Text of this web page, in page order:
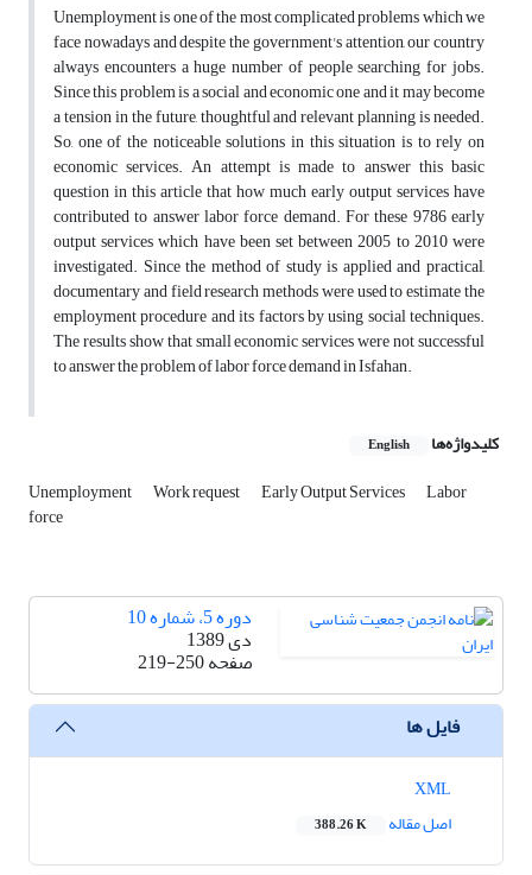
Unemployment is one of the most complicated problems which we
face nowadays and despite the government's attention, our country
always encounters a huge number of people searching for jobs.
Since this problem is a social and economic one and it may become
a tension in the future, thoughtful and relevant planning is needed.
So, one of the noticeable solutions in this situation is to rely on
economic services. An attempt is made to answer this basic
question in this article that how much early output services have
contributed to answer labor force demand. For these 9786 early
output services which have been set between 2005 to 2010 were
investigated. Since the method of study is applied and practical,
documentary and field research methods were used to estimate the
employment procedure and its factors by using social techniques.
The results show that small economic services were not successful
to answer the problem of labor force demand in Isfahan.
کلیدواژه‌ها English
Unemployment Work request Early Output Services Labor
force
دوره 5، شماره 10
دی 1389
صفحه219-250
فایل ها
اصل مقاله
388.26 K